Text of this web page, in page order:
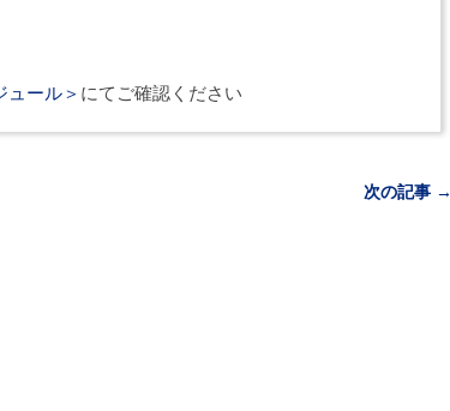
ュール＞ にてご確認ください
次の記事 →